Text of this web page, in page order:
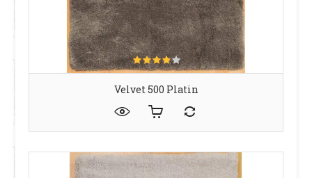
Velvet 500 Platin